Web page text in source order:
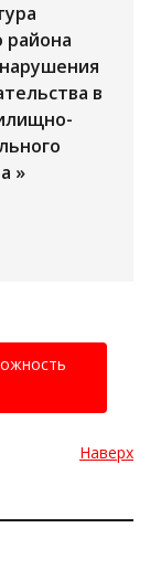
района
в
»
Наверх